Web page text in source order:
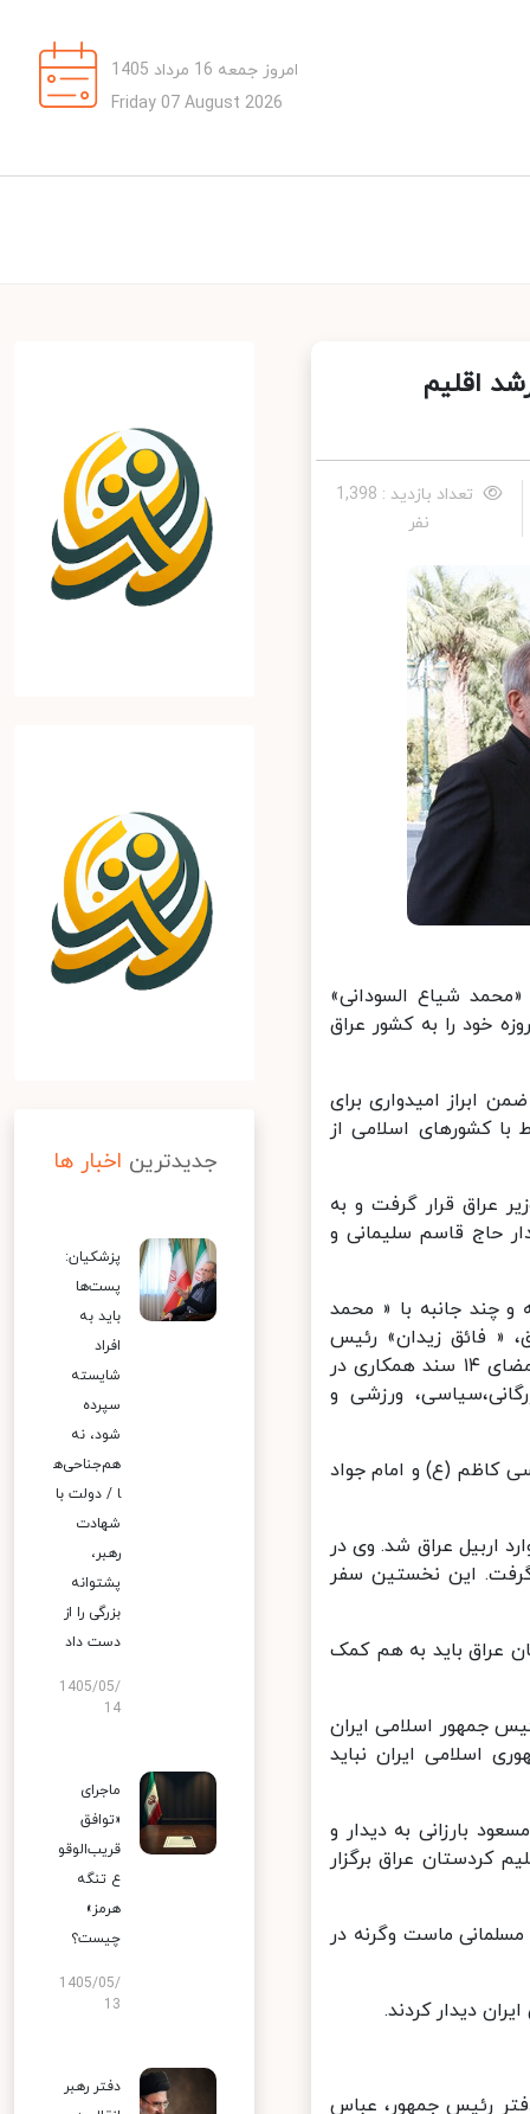
امروز جمعه 16 مرداد 1405
Friday 07 August 2026
اقلیم
تعداد بازدید : 1,398
نفر
به دعوت رسمی «محمد شیاع السودانی»
خود را به کشور عراق
ابراز امیدواری برای
کشورهای اسلامی از
عراق قرار گرفت و به
حاج قاسم سلیمانی و
چند جانبه با « محمد
« فائق زیدان» رئیس
شورای عالی قضایی عراق، « عمار حکیم» رهبر جریان حکمت عراق داشت. امضای ۱۴ سند همکاری در
ورزشی و
کاظم (ع) و امام جواد
اربیل عراق شد. وی در
این نخستین سفر
عراق باید به هم کمک
جمهور اسلامی ایران
اسلامی ایران نباید
بارزانی به دیدار و
عراق برگزار
ماست وگرنه در
دیدار کردند.
رئیس‌ جمهور، عباس
جدیدترین اخبار ها
پزشکیان:
پست‌ها
باید به
افراد
شایسته
سپرده
شود، نه
هم‌جناحی‌ه
ا / دولت با
شهادت
رهبر،
پشتوانه
بزرگی را از
دست داد
1405/05/
14
ماجرای
«توافق
قریب‌الوقو
ع تنگه
هرمز»
چیست؟
1405/05/
13
دفتر رهبر